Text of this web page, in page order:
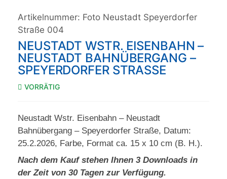
Artikelnummer: Foto Neustadt Speyerdorfer
Straße 004
NEUSTADT WSTR. EISENBAHN –
NEUSTADT BAHNÜBERGANG –
SPEYERDORFER STRASSE
VORRÄTIG
Neustadt Wstr. Eisenbahn – Neustadt
Bahnübergang – Speyerdorfer Straße, Datum:
25.2.2026, Farbe, Format ca. 15 x 10 cm (B. H.).
Nach dem Kauf stehen Ihnen 3 Downloads in
der Zeit von 30 Tagen zur Verfügung.